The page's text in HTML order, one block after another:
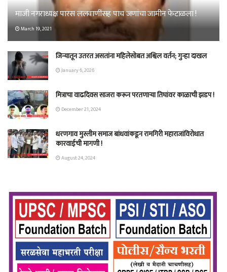
माजी नगराध्यक्ष पारस ललवाणींसह पाच जणांचा जामीन फेटाळला !
March 19, 2021
जिन्यातून उतरत असतांना महिलेसोबत अश्विल वर्तन; गुन्हा दाखल
January 6, 2026
मित्राचा वाढदिवस साजरा करून परतणाऱ्या तिघांवर काळाची झडप !
December 21, 2024
धरणगाव मुस्लीम समाज बांधवांकडून रामगिरी महाराजांविरोधात
कारवाईची मागणी !
August 24, 2024